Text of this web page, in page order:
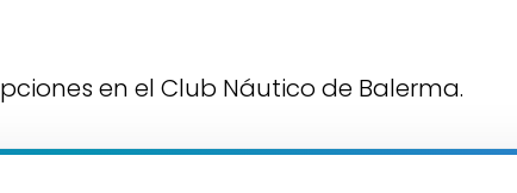
en el Club Náutico de Balerma.